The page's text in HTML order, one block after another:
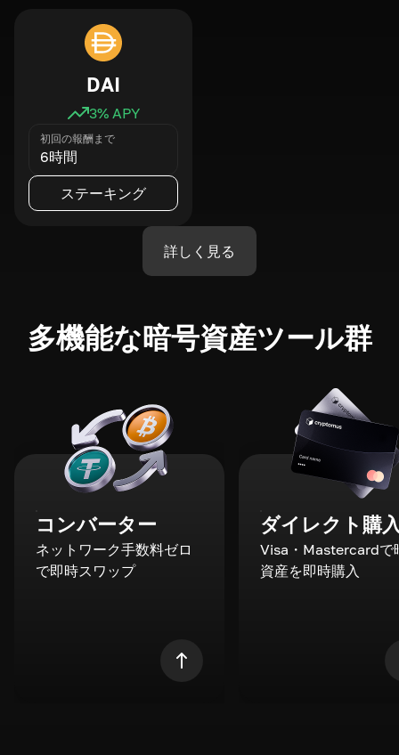
DAI
3% APY
初回の報酬まで
6時間
ステーキング
詳しく見る
多機能な暗号資産ツール群
コンバーター
ネットワーク手数料ゼロ
で即時スワップ
ダイレクト購
Visa・Mastercardで
資産を即時購入